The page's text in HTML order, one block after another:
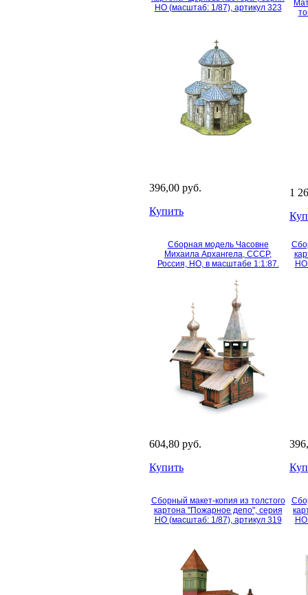
HO (масштаб: 1/87), артикул 323
396,00 руб.
Купить
1
Сборная модель Часовне
Михаила Архангела, СССР,
Россия, HO, в масштабе 1:1:87.
604,80 руб.
Купить
Сборный макет-копия из толстого
картона "Пожарное депо", серия
HO (масштаб: 1/87), артикул 319